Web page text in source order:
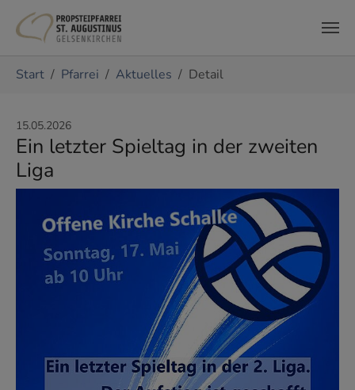
Start Pfarrei Aktuelles Detail
15.05.2026
Ein letzter Spieltag in der zweiten
Liga